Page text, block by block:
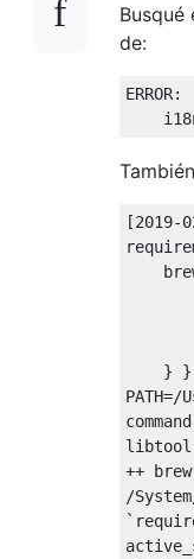
de:
ERROR:
[2019-
}
}
PATH=/
command
libtool
++
/System